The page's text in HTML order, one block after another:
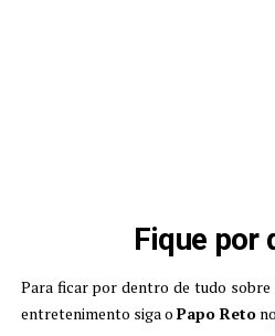
Fique por
Para ficar por dentro de tudo sobre
entretenimento siga o Papo Retono